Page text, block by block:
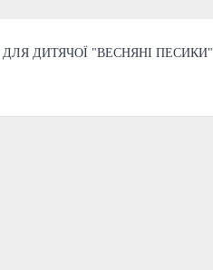
ДИТЯЧОЇ "ВЕСНЯНІ ПЕСИКИ"